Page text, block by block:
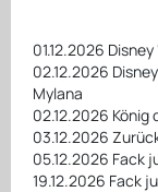
01.12.2026
02.12.2026
Mylana
02.12.2026
03.12.2026
05.12.2026 Fack
19.12.2026 Fack